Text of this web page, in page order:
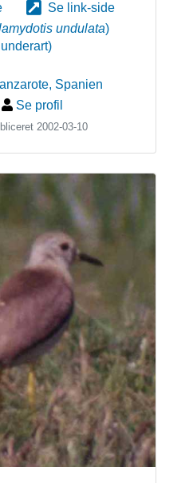
Se link-side
undulata)
underart)
, Spanien
Se profil
2002-03-10